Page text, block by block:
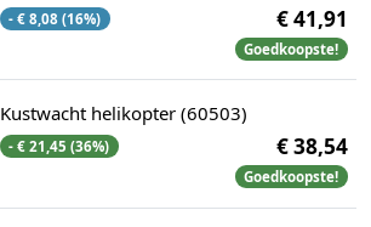
- € 8,08 (16%) € 41,91
Goedkoopste!
Kustwacht helikopter (60503)
- € 21,45 (36%) € 38,54
Goedkoopste!